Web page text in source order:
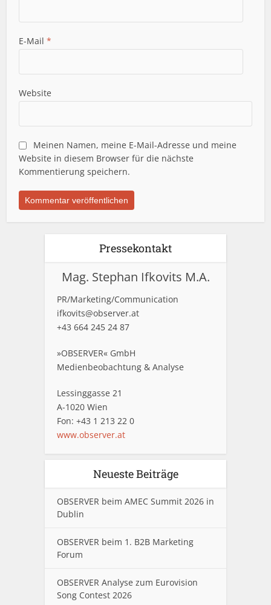
E-Mail*
Website
Meinen Namen, meine E-Mail-Adresse und meine
Website in diesem Browser für die nächste
Kommentierung speichern.
Pressekontakt
Mag. Stephan Ifkovits M.A.
PR/Marketing/Communication
ifkovits@observer.at
+43 664 245 24 87
»OBSERVER« GmbH
Medienbeobachtung & Analyse
Lessinggasse 21
A-1020 Wien
Fon: +43 1 213 22 0
www.observer.at
Neueste Beiträge
OBSERVER beim AMEC Summit 2026 in
Dublin
OBSERVER beim 1. B2B Marketing
Forum
OBSERVER Analyse zum Eurovision
Song Contest 2026